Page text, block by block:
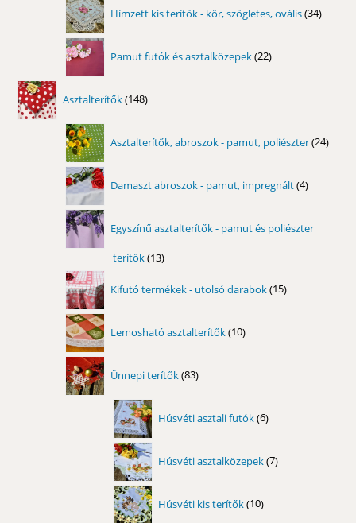
Hímzett kis terítők - kör, szögletes, ovális 34
termék
Pamut futók és asztalközepek 22
termék
Asztalterítők 148
termék
Asztalterítők, abroszok - pamut, poliészter 24
Damaszt abroszok - pamut, impregnált 4
termék
Egyszínű asztalterítők - pamut és poliészter
terítők 1313
Kifutó termékek - utolsó darabok 15
termék
Lemosható asztalterítők 10
termék
Ünnepi terítők 83
termék
Húsvéti asztali futók 6
termék
Húsvéti asztalközepek 7
termék
Húsvéti kis terítők 10
termék